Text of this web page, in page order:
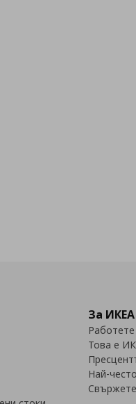
любими
За ИКЕА
Работете
Това е
Най-